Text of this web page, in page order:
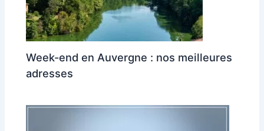
Week-end en Auvergne : nos meilleures
adresses